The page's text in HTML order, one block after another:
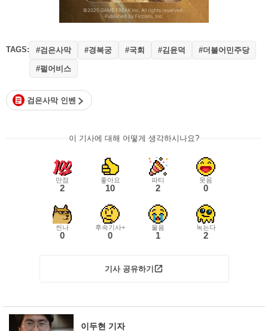
TAGS: #검은사막 #경복궁 #국회 #김윤덕 #더불어민주당
#펄어비스
검은사막 인벤
이 기사에 대해 어떻게 생각하시나요?
만점
2
좋아요
10
파티
2
웃음
0
씬나
0
후속기사+
0
울음
1
녹는다
2
기사 공유하기
이두현 기자